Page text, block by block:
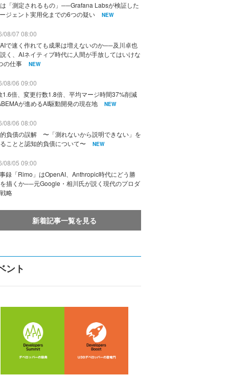
「測定されるもの」──Grafana Labsが検証した
ジェント実用化までの6つの疑い
NEW
08/07 08:00
で速く作れても成果は増えないのか──及川卓也
く、AIネイティブ時代に人間が手放してはいけな
の仕事
NEW
08/06 09:00
1.6倍、変更行数1.8倍、平均マージ時間37%削減
が進めるAI駆動開発の現在地
NEW
08/06 08:00
負債の誤解 〜「測れないから説明できない」を
ことと認知的負債について〜
NEW
08/05 09:00
録「Rimo」はOpenAI、Anthropic時代にどう勝
描くか──元Google・相川氏が説く現代のプロダ
略
新着記事一覧を見る
ント